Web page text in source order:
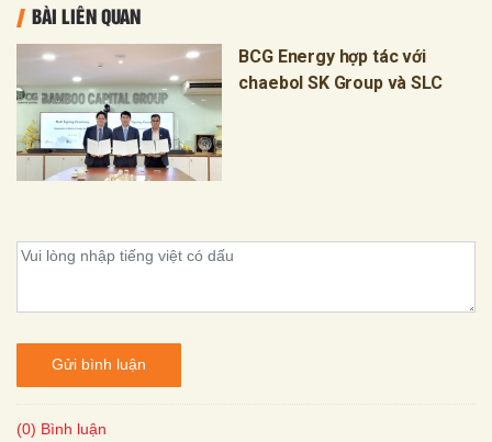
BÀI LIÊN QUAN
BCG Energy hợp tác với
chaebol SK Group và SLC
Gửi bình luận
(0) Bình luận